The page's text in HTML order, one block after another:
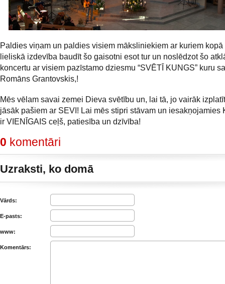
Paldies viņam un paldies visiem māksliniekiem ar kuriem
lieliskā izdevība baudīt šo gaisotni esot tur un noslēdzot šo
koncertu ar visiem pazīstamo dziesmu “SVĒTĪ KUNGS” kuru
Romāns Grantovskis,!
Mēs vēlam savai zemei Dieva svētību un, lai tā, jo vairāk
jāsāk pašiem ar SEVI! Lai mēs stipri stāvam un iesakņojamies
ir VIENĪGAIS ceļš, patiesība un dzīvība!
0 komentāri
Uzraksti, ko domā
Vārds:
E-pasts:
www:
Komentārs: